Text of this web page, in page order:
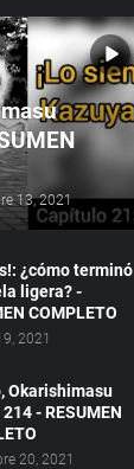
13, 2021
¿cómo terminó
ligera? -
COMPLETO
2021
Okarishimasu
- RESUMEN
20, 2021